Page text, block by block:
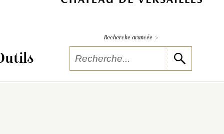
Recherche avancée >